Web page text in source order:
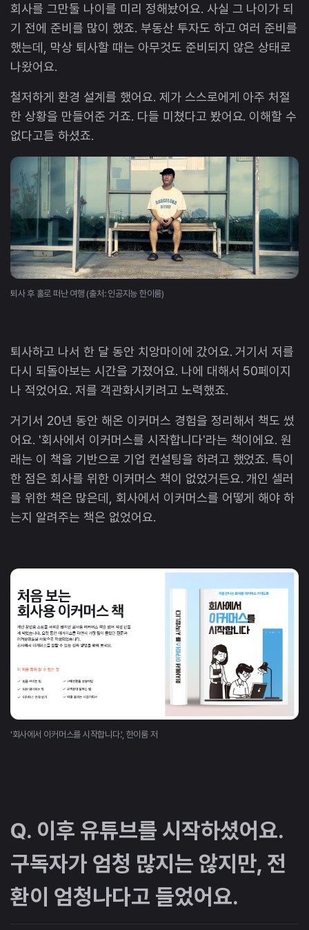
회사를 그만둘 나이를 미리 정해놨어요. 사실 그 나이가 되
기 전에 준비를 많이 했죠. 부동산 투자도 하고 여러 준비를
했는데, 막상 퇴사할 때는 아무것도 준비되지 않은 상태로
나왔어요.
철저하게 환경 설계를 했어요. 제가 스스로에게 아주 처절
한 상황을 만들어준 거죠. 다들 미쳤다고 봤어요. 이해할 수
없다고들 하셨죠.
퇴사 후 홀로 떠난 여행 (출처: 인공지능 한이룸)
퇴사하고 나서 한 달 동안 치앙마이에 갔어요. 거기서 저를
다시 되돌아보는 시간을 가졌어요. 나에 대해서 50페이지
나 적었어요. 저를 객관화시키려고 노력했죠.
거기서 20년 동안 해온 이커머스 경험을 정리해서 책도 썼
어요. '회사에서 이커머스를 시작합니다'라는 책이에요. 원
래는 이 책을 기반으로 기업 컨설팅을 하려고 했었죠. 특이
한 점은 회사를 위한 이커머스 책이 없었거든요. 개인 셀러
를 위한 책은 많은데, 회사에서 이커머스를 어떻게 해야 하
는지 알려주는 책은 없었어요.
'회사에서 이커머스를 시작합니다.', 한이룸 저
Q. 이후 유튜브를 시작하셨어요.
구독자가 엄청 많지는 않지만, 전
환이 엄청나다고 들었어요.